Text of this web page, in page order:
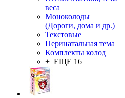
веса
Моноколоды
(Дороги, дома и др.)
Текстовые
Перинатальная тема
Комплекты колод
+ ЕЩЕ 16